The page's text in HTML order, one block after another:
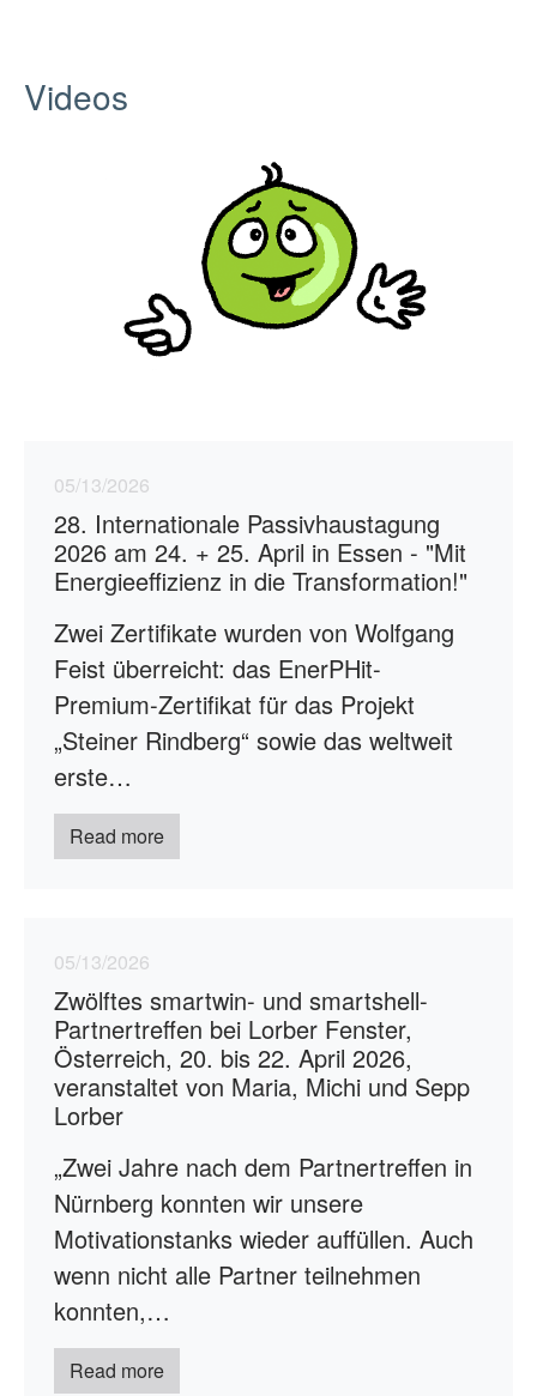
Videos
05/13/2026
28. Internationale Passivhaustagung
2026 am 24. + 25. April in Essen - "Mit
Energieeffizienz in die Transformation!"
Zwei Zertifikate wurden von Wolfgang
Feist überreicht: das EnerPHit-
Premium-Zertifikat für das Projekt
„Steiner Rindberg“ sowie das weltweit
erste…
Read more
05/13/2026
Zwölftes smartwin- und smartshell-
Partnertreffen bei Lorber Fenster,
Österreich, 20. bis 22. April 2026,
veranstaltet von Maria, Michi und Sepp
Lorber
„Zwei Jahre nach dem Partnertreffen in
Nürnberg konnten wir unsere
Motivationstanks wieder auffüllen. Auch
wenn nicht alle Partner teilnehmen
konnten,…
Read more